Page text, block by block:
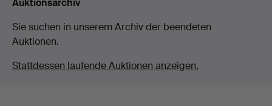
Auktionsarchiv
Sie suchen in unserem Archiv der beendeten
Auktionen.
Stattdessen laufende Auktionen anzeigen.